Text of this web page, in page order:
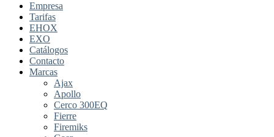
Empresa
Tarifas
EHOX
EXO
Catálogos
Contacto
Marcas
Ajax
Apollo
Cerco 300EQ
Fierre
Firemiks